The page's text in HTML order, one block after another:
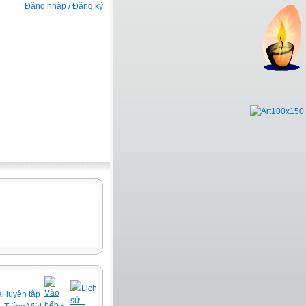
Đăng nhập / Đăng ký
luyện tập Vào
Lịch
sử -